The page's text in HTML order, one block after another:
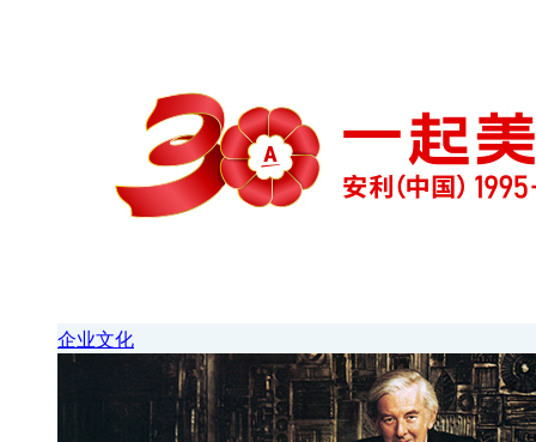
企业文化